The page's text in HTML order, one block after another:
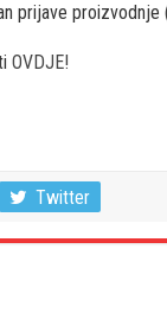
prijave
OVDJE!
Twitter